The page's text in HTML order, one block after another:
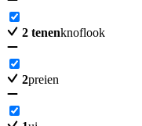
2 tenenknoflook
2preien